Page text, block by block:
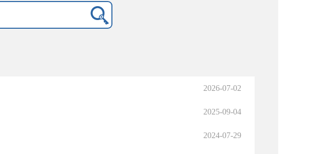
2026-07-02
2025-09-04
2024-07-29